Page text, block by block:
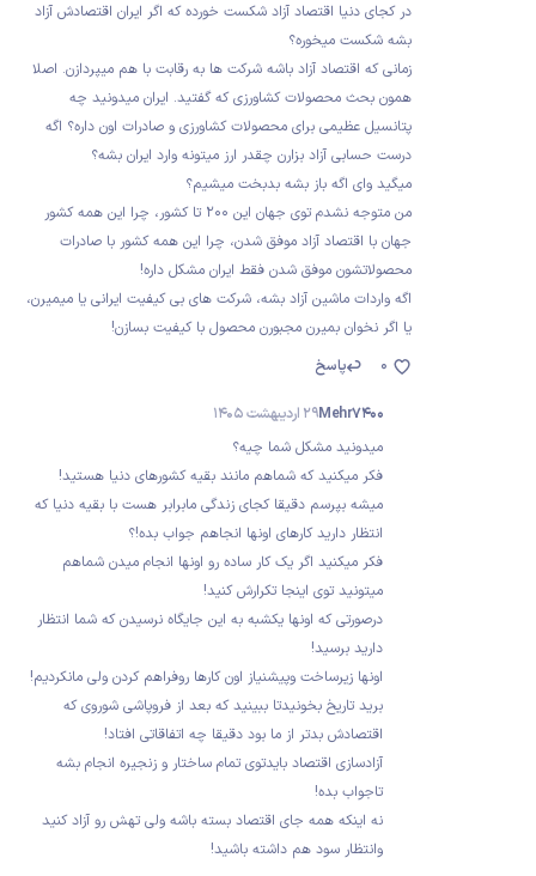
در کجای دنیا اقتصاد آزاد شکست خورده که اگر ایران اقتصادش آزاد
بشه شکست میخوره؟
زمانی که اقتصاد آزاد باشه شرکت ها به رقابت با هم میپردازن. اصلا
همون بحث محصولات کشاورزی که گفتید. ایران میدونید چه
پتانسیل عظیمی برای محصولات کشاورزی و صادرات اون داره؟ اگه
درست حسابی آزاد بزارن چقدر ارز میتونه وارد ایران بشه؟
میگید وای اگه باز بشه بدبخت میشیم؟
من متوجه نشدم توی جهان این ۲۰۰ تا کشور، چرا این همه کشور
جهان با اقتصاد آزاد موفق شدن، چرا این همه کشور با صادرات
محصولاتشون موفق شدن فقط ایران مشکل داره!
اگه واردات ماشین آزاد بشه، شرکت های بی کیفیت ایرانی یا میمیرن،
یا اگر نخوان بمیرن مجبورن محصول با کیفیت بسازن!
پاسخ
0
Mehr740029 اردیبهشت 1405
میدونید مشکل شما چیه؟
فکر میکنید که شماهم مانند بقیه کشورهای دنیا هستید!
میشه بپرسم دقیقا کجای زندگی مابرابر هست با بقیه دنیا که
انتظار دارید کارهای اونها انجاهم جواب بده!؟
فکر میکنید اگر یک کار ساده رو اونها انجام میدن شماهم
میتونید توی اینجا تکرارش کنید!
درصورتی که اونها یکشبه به این جایگاه نرسیدن که شما انتظار
دارید برسید!
اونها زیرساخت وپیشنیاز اون کارها روفراهم کردن ولی مانکردیم!
برید تاریخ بخونیدتا ببینید که بعد از فروپاشی شوروی که
اقتصادش بدتر از ما بود دقیقا چه اتفاقاتی افتاد!
آزادسازی اقتصاد بایدتوی تمام ساختار و زنجیره انجام بشه
تاجواب بده!
نه اینکه همه جای اقتصاد بسته باشه ولی تهش رو آزاد کنید
وانتظار سود هم داشته باشید!